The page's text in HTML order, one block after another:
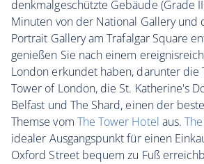
denkmalgeschützte Gebäude (Grade
Minuten von der National Gallery und
Portrait Gallery am Trafalgar Square
genießen Sie nach einem
London erkundet haben, darunter die
Tower of London, die St. Katherine's
Belfast und The Shard, einen der
Themse vom The Tower Hotel aus.
idealer Ausgangspunkt für einen
Oxford Street bequem zu Fuß